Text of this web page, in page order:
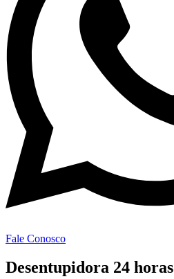
Fale Conosco
Desentupidora 24 horas